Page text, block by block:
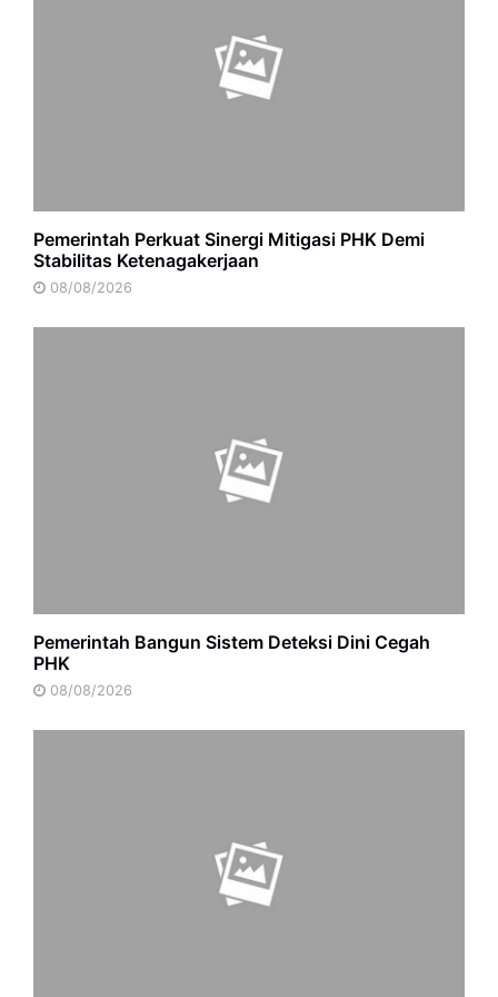
Pemerintah Perkuat Sinergi Mitigasi PHK Demi
Stabilitas Ketenagakerjaan
08/08/2026
Pemerintah Bangun Sistem Deteksi Dini Cegah
PHK
08/08/2026